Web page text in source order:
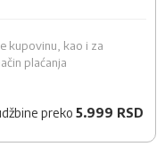
kupovinu, kao i za
plaćanja
preko 5.999 RSD